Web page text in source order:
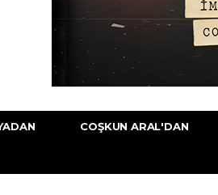
COŞKUN ARAL'DAN